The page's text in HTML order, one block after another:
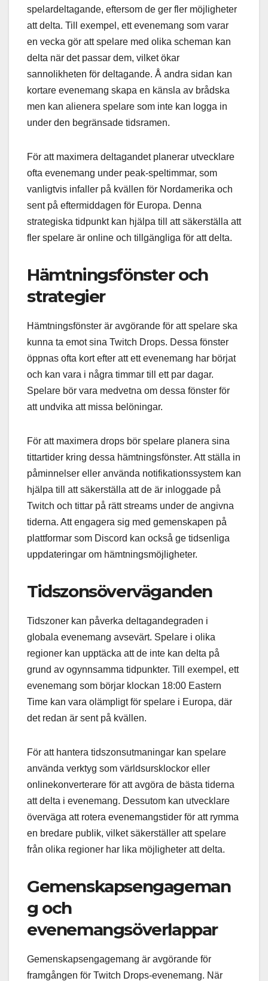
spelardeltagande, eftersom de ger fler möjligheter
att delta. Till exempel, ett evenemang som varar
en vecka gör att spelare med olika scheman kan
delta när det passar dem, vilket ökar
sannolikheten för deltagande. Å andra sidan kan
kortare evenemang skapa en känsla av brådska
men kan alienera spelare som inte kan logga in
under den begränsade tidsramen.
För att maximera deltagandet planerar utvecklare
ofta evenemang under peak-speltimmar, som
vanligtvis infaller på kvällen för Nordamerika och
sent på eftermiddagen för Europa. Denna
strategiska tidpunkt kan hjälpa till att säkerställa att
fler spelare är online och tillgängliga för att delta.
Hämtningsfönster och
strategier
Hämtningsfönster är avgörande för att spelare ska
kunna ta emot sina Twitch Drops. Dessa fönster
öppnas ofta kort efter att ett evenemang har börjat
och kan vara i några timmar till ett par dagar.
Spelare bör vara medvetna om dessa fönster för
att undvika att missa belöningar.
För att maximera drops bör spelare planera sina
tittartider kring dessa hämtningsfönster. Att ställa in
påminnelser eller använda notifikationssystem kan
hjälpa till att säkerställa att de är inloggade på
Twitch och tittar på rätt streams under de angivna
tiderna. Att engagera sig med gemenskapen på
plattformar som Discord kan också ge tidsenliga
uppdateringar om hämtningsmöjligheter.
Tidszonsöverväganden
Tidszoner kan påverka deltagandegraden i
globala evenemang avsevärt. Spelare i olika
regioner kan upptäcka att de inte kan delta på
grund av ogynnsamma tidpunkter. Till exempel, ett
evenemang som börjar klockan 18:00 Eastern
Time kan vara olämpligt för spelare i Europa, där
det redan är sent på kvällen.
För att hantera tidszonsutmaningar kan spelare
använda verktyg som världsursklockor eller
onlinekonverterare för att avgöra de bästa tiderna
att delta i evenemang. Dessutom kan utvecklare
överväga att rotera evenemangstider för att rymma
en bredare publik, vilket säkerställer att spelare
från olika regioner har lika möjligheter att delta.
Gemenskapsengageman
g och
evenemangsöverlappar
Gemenskapsengagemang är avgörande för
framgången för Twitch Drops-evenemang. När